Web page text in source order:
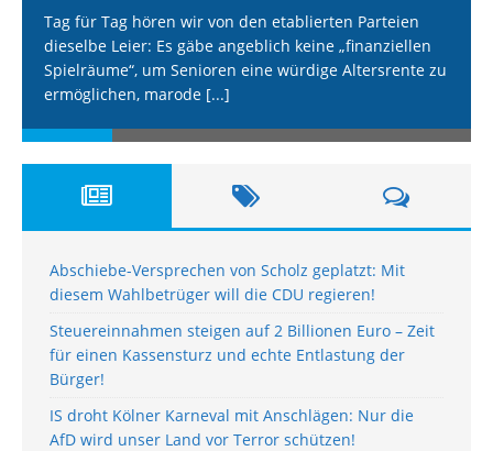
Tag für Tag hören wir von den etablierten Parteien
dieselbe Leier: Es gäbe angeblich keine „finanziellen
Spielräume“, um Senioren eine würdige Altersrente zu
ermöglichen, marode [...]
Abschiebe-Versprechen von Scholz geplatzt: Mit
diesem Wahlbetrüger will die CDU regieren!
Steuereinnahmen steigen auf 2 Billionen Euro – Zeit
für einen Kassensturz und echte Entlastung der
Bürger!
IS droht Kölner Karneval mit Anschlägen: Nur die
AfD wird unser Land vor Terror schützen!